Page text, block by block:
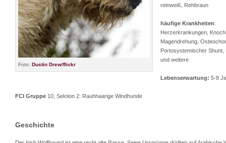
Foto: Dustin Drew/flickr
reinweiß, Rehbraun
häufige Krankheiten:
Herzerkrankungen,
Magendrehung,
Portosystemischer Shunt,
und weitere
Lebenserwartung: 5-8
FCI Gruppe 10, Sektion 2: Rauhhaarige Windhunde
Geschichte